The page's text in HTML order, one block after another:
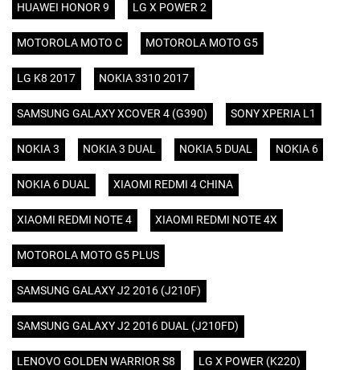
HUAWEI HONOR 9 LG X POWER 2
MOTOROLA MOTO C MOTOROLA MOTO G5
LG K8 2017 NOKIA 3310 2017
SAMSUNG GALAXY XCOVER 4 (G390) SONY XPERIA L1
NOKIA 3 NOKIA 3 DUAL NOKIA 5 DUAL NOKIA 6
NOKIA 6 DUAL XIAOMI REDMI 4 CHINA
XIAOMI REDMI NOTE 4 XIAOMI REDMI NOTE 4X
MOTOROLA MOTO G5 PLUS
SAMSUNG GALAXY J2 2016 (J210F)
SAMSUNG GALAXY J2 2016 DUAL (J210FD)
LENOVO GOLDEN WARRIOR S8 LG X POWER (K220)